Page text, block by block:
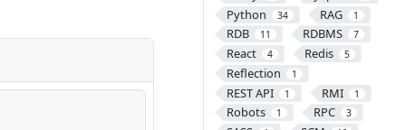
Python 34 RAG 1
RDB 11 RDBMS 7
React 4 Redis 5
Reflection 1
REST API 1 RMI 1
Robots 1 RPC 3